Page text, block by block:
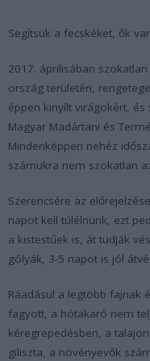
Segítsük a fecskéket, ők
2017. áprilisában
ország területén,
éppen kinyílt virágokért,
Magyar Madártani és
Mindenképpen nehéz
számukra nem szokatlan
Szerencsére az
napot kell túlélnünk, ezt
a kistestűek is, át tudják
gólyák, 3-5 napot is jól
Ráadásul a legtöbb fajnak
fagyott, a hótakaró nem
kéregrepedésben, a
giliszta, a növényevők